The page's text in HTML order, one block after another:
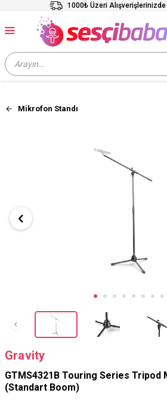
1000₺ Üzeri
Mikrofon Standı
Gravity
GTMS4321B Touring Series Tripod
(Standart Boom)